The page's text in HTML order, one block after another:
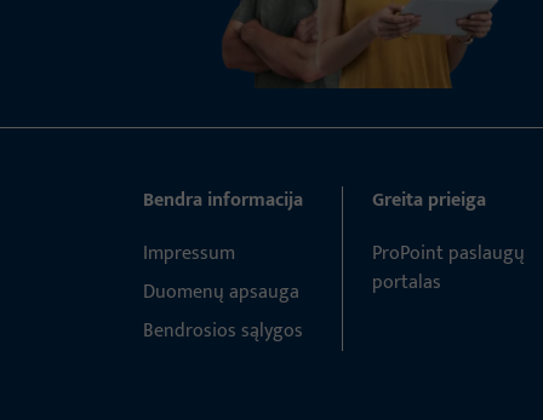
Bendra informacija
Impressum
Duomenų apsauga
Bendrosios sąlygos
Greita prieiga
ProPoint paslaugų
portalas